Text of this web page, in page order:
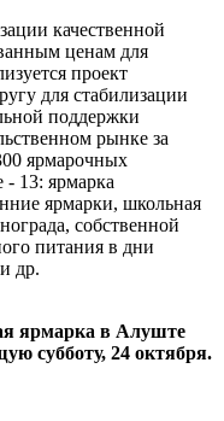
качественной
ценам для
проект
для стабилизации
поддержки
рынке за
ярмарочных
13: ярмарка
ярмарки, школьная
собственной
питания в дни
др.
ярмарка в Алуште
субботу, 24 октября.